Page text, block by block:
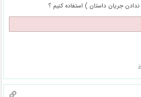
جریان داستان ) استفاده کنیم ؟